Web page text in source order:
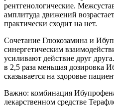
рентгенологические.
амплитуда движений
практически сходит на нет.
Сочетание Глюкозамина и
синергетическим
усиливают действие друг
в 2,5 раза меньшая дозировка
сказывается на здоровье
Важно: комбинация
лекарственном средстве